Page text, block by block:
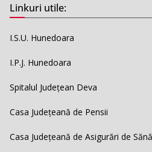
Linkuri utile:
I.S.U. Hunedoara
I.P.J. Hunedoara
Spitalul Județean Deva
Casa Județeană de Pensii
Casa Județeană de Asigurări de